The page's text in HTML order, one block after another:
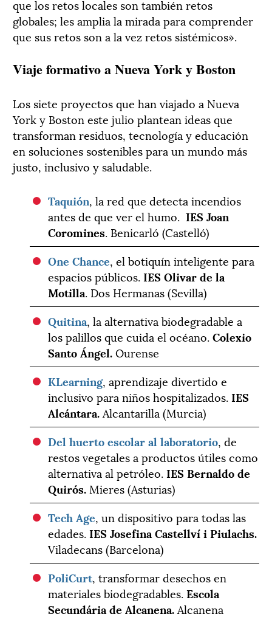
que los retos locales son también retos
globales; les amplia la mirada para comprender
que sus retos son a la vez retos sistémicos».
Viaje formativo a Nueva York y Boston
Los siete proyectos que han viajado a Nueva
York y Boston este julio plantean ideas que
transforman residuos, tecnología y educación
en soluciones sostenibles para un mundo más
justo, inclusivo y saludable.
Taquión, la red que detecta incendios
antes de que ver el humo.IES Joan
Coromines. Benicarló (Castelló)
One Chance, el botiquín inteligente para
espacios públicos.IES Olivar de la
Motilla. Dos Hermanas (Sevilla)
Quitina, la alternativa biodegradable a
los palillos que cuida el océano.Colexio
Santo Ángel.Ourense
KLearning, aprendizaje divertido e
inclusivo para niños hospitalizados.IES
Alcántara.Alcantarilla (Murcia)
Del huerto escolar al laboratorio, de
restos vegetales a productos útiles como
alternativa al petróleo.IES Bernaldo de
Quirós. Mieres (Asturias)
Tech Age, un dispositivo para todas las
edades.IES Josefina Castellví i Piulachs.
Viladecans (Barcelona)
PoliCurt, transformar desechos en
materiales biodegradables.Escola
Secundária de Alcanena.Alcanena